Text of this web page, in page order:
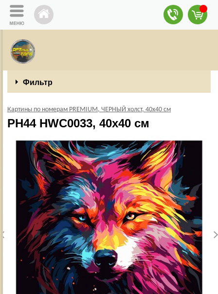
Фильтр
Картины по номерам PREMIUM, ЧЕРНЫЙ холст, 40х40 см
PH44 HWC0033, 40х40 см